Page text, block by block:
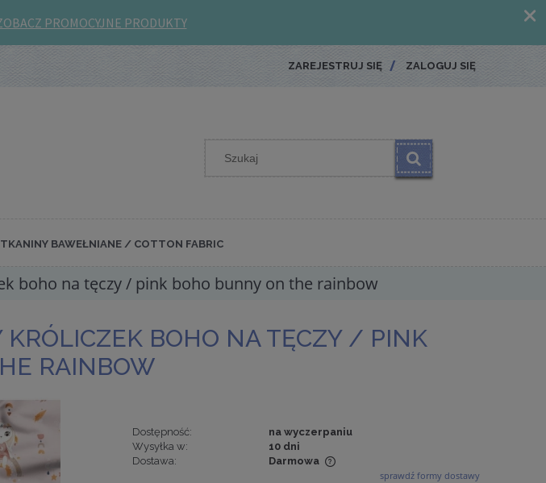
ZAREJESTRUJ SIĘ ZALOGUJ SIĘ
TKANINY BAWEŁNIANE / COTTON FABRIC
boho na tęczy / pink boho bunny on the rainbow
KRÓLICZEK BOHO NA TĘCZY / PINK
RAINBOW
Dostępność:
na wyczerpaniu
Wysyłka w:
10 dni
Dostawa:
Darmowa
sprawdź formy dostawy